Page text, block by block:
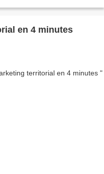
en 4 minutes